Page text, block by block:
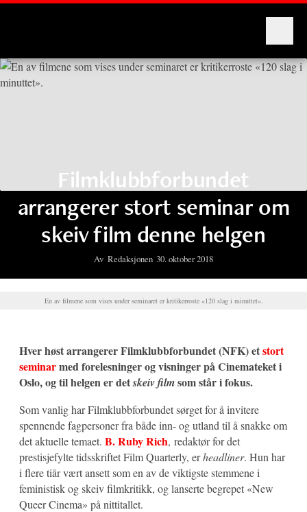
Filmklubbforbundet
arrangerer stort seminar om
skeiv film denne helgen
Av Redaksjonen 30. oktober 2018
En av filmene som vises under seminaret er kritikerroste «120 slag i minuttet».
Hver høst arrangerer Filmklubbforbundet (NFK) etstort
seminarmed forelesninger og visninger på Cinemateket i
Oslo, og til helgen er detskeiv filmsom står i fokus.
Som vanlig har Filmklubbforbundet sørget for å invitere
spennende fagpersoner fra både inn- og utland til å snakke om
det aktuelle temaet. B. Ruby Rich, redaktør for det
prestisjefylte tidsskriftet Film Quarterly, erheadliner. Hun har
i flere tiår vært ansett som en av de viktigste stemmene i
feministisk og skeiv filmkritikk, og lanserte begrepet «New
Queer Cinema» på nittitallet.